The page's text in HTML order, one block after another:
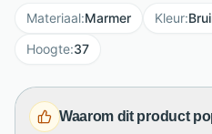
terwijl het marmer direct
toevoegt. Met afmetingen
gebruiken. Perfect voor
koffietafelboeken in een
Materiaal:Marmer Kleur:
Hoogte:37
Waarom dit product